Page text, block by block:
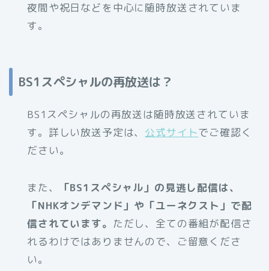
夜間や祝日などを中心に随時放送されていま
す。
BS1スペシャルの再放送は？
BS1スペシャルの再放送は随時放送されていま
す。詳しい放送予定は、 公式サイトでご確認く
ださい。
また、
「BS1スペシャル」の見逃し配信は、
「NHKオンデマンド」や「ユーネクスト」で配
信されています。 ただし、全ての番組が配信さ
れるわけではありませんので、ご留意くださ
い。